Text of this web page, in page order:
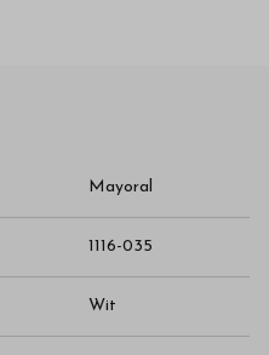
Mayoral
1116-035
Wit